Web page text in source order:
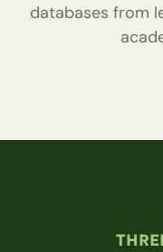
databases from